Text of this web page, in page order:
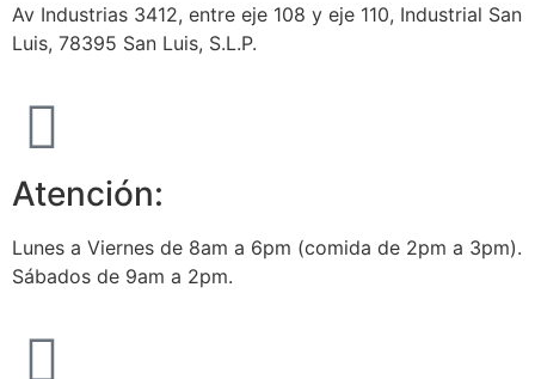
Av Industrias 3412, entre eje 108 y eje 110, Industrial San
Luis, 78395 San Luis, S.L.P.
Atención:
Lunes a Viernes de 8am a 6pm (comida de 2pm a 3pm).
Sábados de 9am a 2pm.